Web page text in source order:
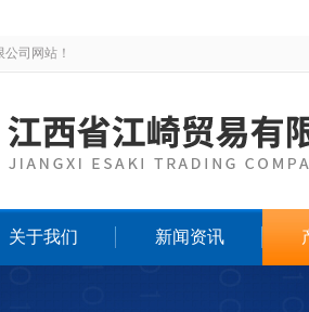
司网站！
关于我们 新闻资讯